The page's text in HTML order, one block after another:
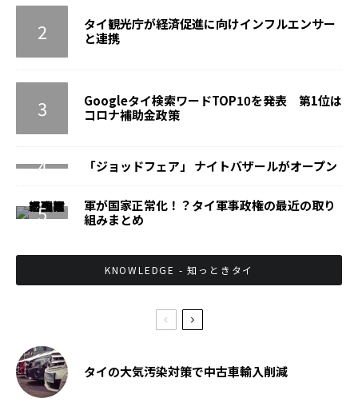
タイ観光庁が経済促進に向けインフルエンサー
と連携
Googleタイ検索ワードTOP10を発表 第1位は
コロナ補助金政策
「ジョッドフェア」 ナイトバザールがオープン
軍が国家正常化！？タイ軍事政権の最近の取り
組みまとめ
KNOWLEDGE - 知っときタイ
タイの大気汚染対策で中古車輸入削減